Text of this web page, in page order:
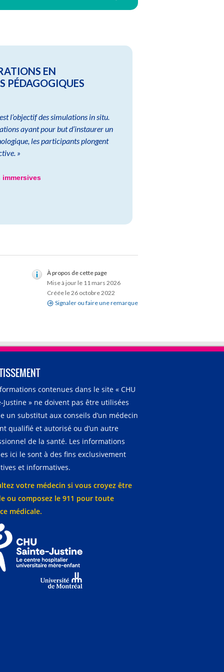
EN
PÉDAGOGIQUES
l’objectif des simulations in situ.
ayant pour but d’instaurer un
les participants plongent
»
À propos de cette page
Mise à jour le 11 mars 2026
Créée le 26 octobre 2022
Signaler ou faire une remarque
contenues dans le site « CHU
Justine » ne doivent pas être utilisées
un substitut aux conseils d’un médecin
qualifié et autorisé ou d’un autre
de la santé. Les informations
ici le sont à des fins exclusivement
et informatives.
votre médecin si vous croyez être
ou composez le 911 pour toute
médicale.